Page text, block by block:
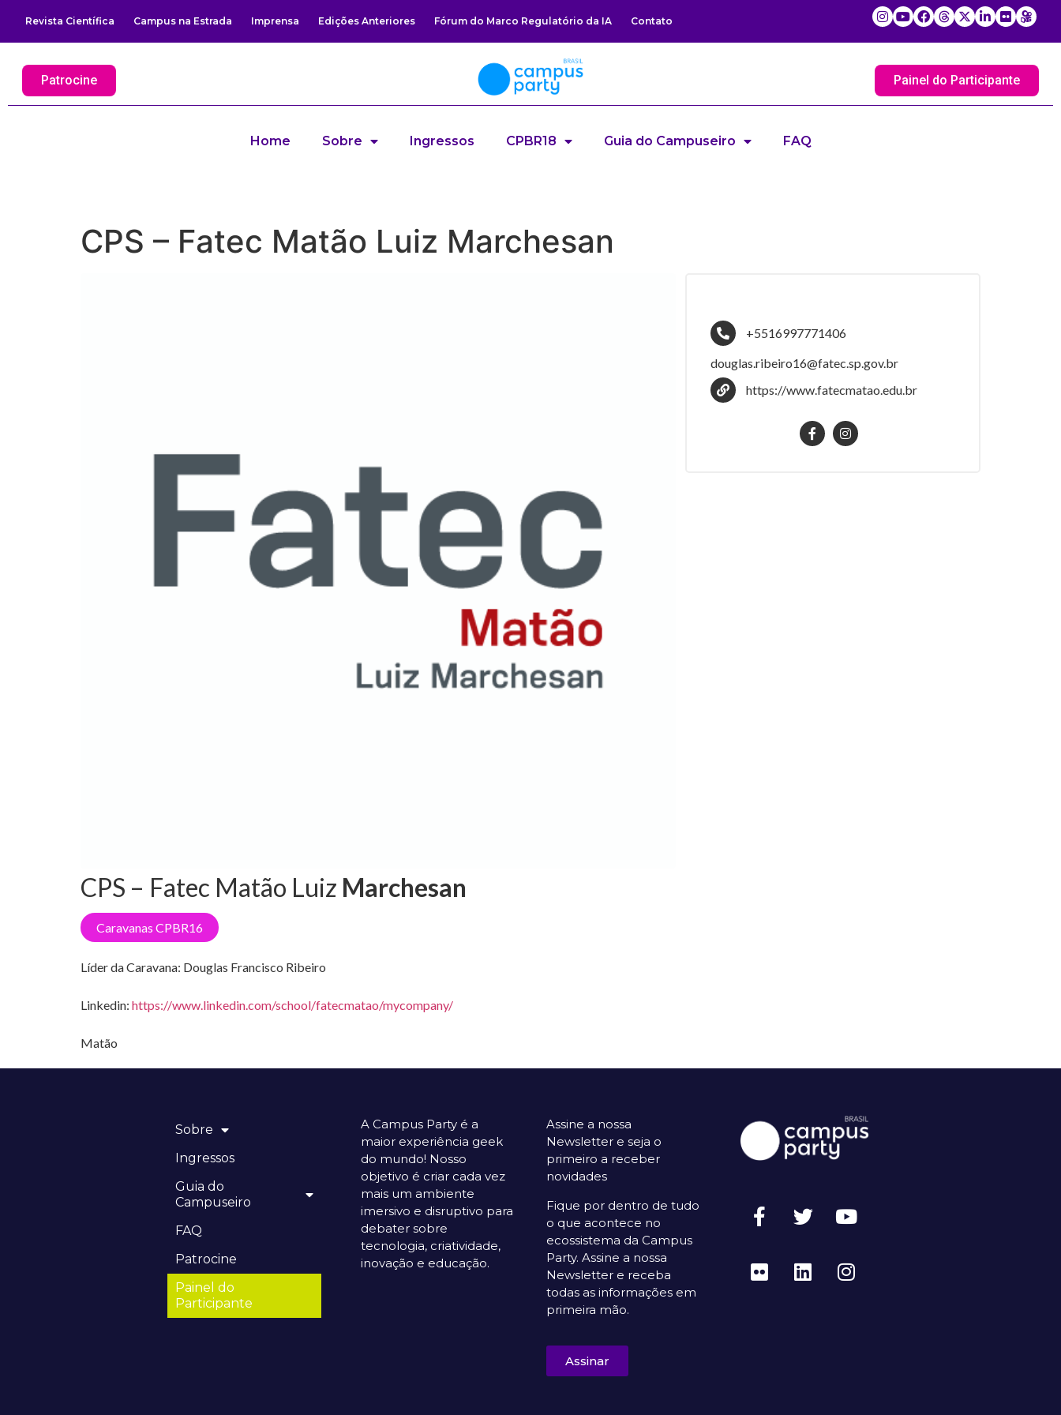
Revista Científica Campus na Estrada Imprensa Edições Anteriores Fórum do Marco Regulatório da IA Contato
Patrocine Painel do Participante
Home Sobre Ingressos CPBR18 Guia do Campuseiro FAQ
CPS – Fatec Matão Luiz Marchesan
CPS – Fatec Matão Luiz Marchesan
Caravanas CPBR16
Líder da Caravana: Douglas Francisco Ribeiro
Linkedin: https://www.linkedin.com/school/fatecmatao/mycompany/
Matão
+5516997771406
douglas.ribeiro16@fatec.sp.gov.br
https://www.fatecmatao.edu.br
Sobre
Ingressos
Guia do
Campuseiro
FAQ
Patrocine
Painel do
Participante
A Campus Party é a
maior experiência geek
do mundo! Nosso
objetivo é criar cada vez
mais um ambiente
imersivo e disruptivo para
debater sobre
tecnologia, criatividade,
inovação e educação.
Assine a nossa
Newsletter e seja o
primeiro a receber
novidades
Fique por dentro de tudo
o que acontece no
ecossistema da Campus
Party. Assine a nossa
Newsletter e receba
todas as informações em
primeira mão.
Assinar